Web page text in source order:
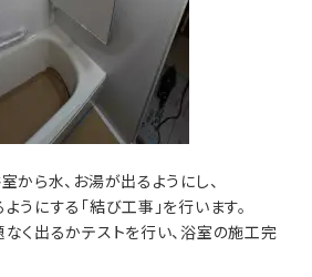
から水、お湯が出るようにし、
うにする「結び工事」を行います。
く出るかテストを行い、浴室の施工完